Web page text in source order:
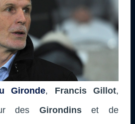
Gironde, Francis Gillot,
des Girondinset de